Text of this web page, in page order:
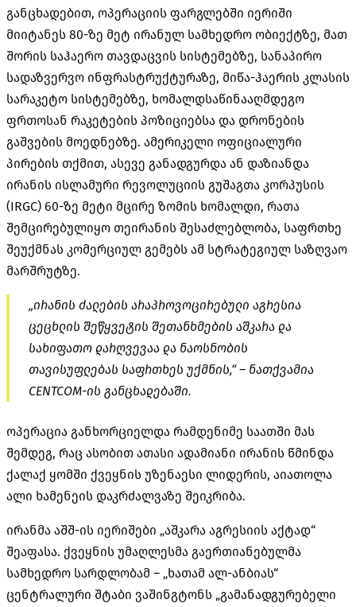
განცხადებით, ოპერაციის ფარგლებში იერიში
მიიტანეს 80-ზე მეტ ირანულ სამხედრო ობიექტზე, მათ
შორის საჰაერო თავდაცვის სისტემებზე, სანაპირო
სადაზვერვო ინფრასტრუქტურაზე, მიწა-ჰაერის კლასის
სარაკეტო სისტემებზე, ხომალდსაწინააღმდეგო
ფრთოსან რაკეტების პოზიციებსა და დრონების
გაშვების მოედნებზე. ამერიკელი ოფიციალური
პირების თქმით, ასევე განადგურდა ან დაზიანდა
ირანის ისლამური რევოლუციის გუშაგთა კორპუსის
(IRGC) 60-ზე მეტი მცირე ზომის ხომალდი, რათა
შემცირებულიყო თეირანის შესაძლებლობა, საფრთხე
შეუქმნას კომერციულ გემებს ამ სტრატეგიულ საზღვაო
მარშრუტზე.
„ირანის ძალების არაპროვოცირებული აგრესია
ცეცხლის შეწყვეტის შეთანხმების აშკარა და
სახიფათო დარღვევაა და ნაოსნობის
თავისუფლებას საფრთხეს უქმნის,“ – ნათქვამია
CENTCOM-ის განცხადებაში.
ოპერაცია განხორციელდა რამდენიმე საათში მას
შემდეგ, რაც ასობით ათასი ადამიანი ირანის წმინდა
ქალაქ ყომში ქვეყნის უზენაესი ლიდერის, აიათოლა
ალი ხამენეის დაკრძალვაზე შეიკრიბა.
ირანმა აშშ-ის იერიშები „აშკარა აგრესიის აქტად“
შეაფასა. ქვეყნის უმაღლესმა გაერთიანებულმა
სამხედრო სარდლობამ – „ხათამ ალ-ანბიას“
ცენტრალური შტაბი ვაშინგტონს „გამანადგურებელი